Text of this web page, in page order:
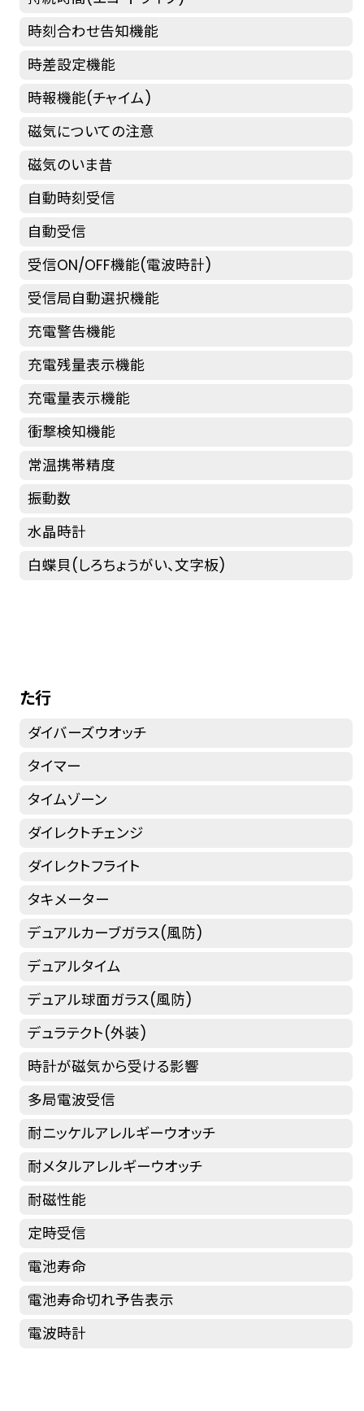
時刻合わせ告知機能
時差設定機能
時報機能(チャイム)
磁気についての注意
磁気のいま昔
自動時刻受信
自動受信
受信ON/OFF機能(電波時計)
受信局自動選択機能
充電警告機能
充電残量表示機能
充電量表示機能
衝撃検知機能
常温携帯精度
振動数
水晶時計
白蝶貝(しろちょうがい、文字板)
た行
ダイバーズウオッチ
タイマー
タイムゾーン
ダイレクトチェンジ
ダイレクトフライト
タキメーター
デュアルカーブガラス(風防)
デュアルタイム
デュアル球面ガラス(風防)
デュラテクト(外装)
時計が磁気から受ける影響
多局電波受信
耐ニッケルアレルギーウオッチ
耐メタルアレルギーウオッチ
耐磁性能
定時受信
電池寿命
電池寿命切れ予告表示
電波時計